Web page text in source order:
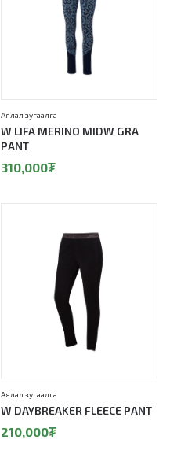
W LIFA MERINO MIDW GRA
PANT
Аялал зугаалга
310,000₮
W DAYBREAKER FLEECE PANT
Аялал зугаалга
210,000₮